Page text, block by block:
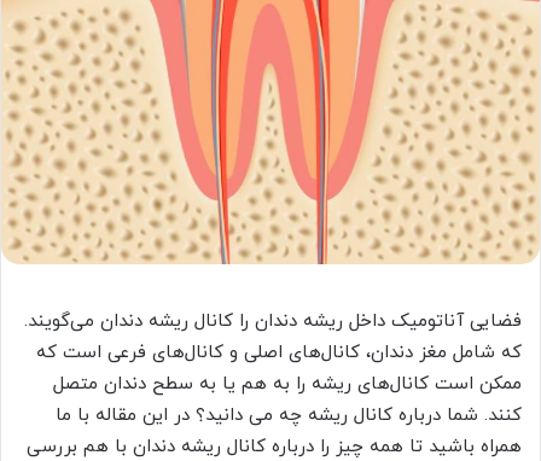
فضایی آناتومیک داخل ریشه دندان را کانال ریشه دندان می‌گویند.
که شامل مغز دندان، کانال‌های اصلی و کانال‌های فرعی‌ است که
ممکن است کانال‌های ریشه را به هم یا به سطح دندان متصل
کنند. شما درباره کانال ریشه چه می دانید؟ در این مقاله با ما
همراه باشید تا همه چیز را درباره کانال ریشه دندان با هم بررسی